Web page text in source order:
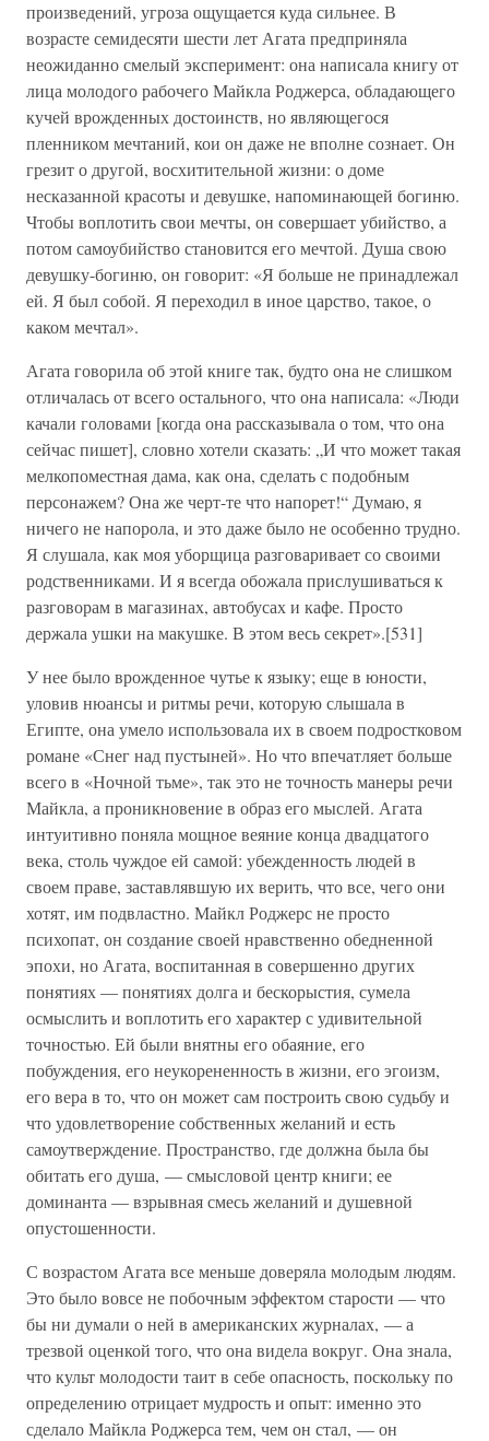
произведений, угроза ощущается куда сильнее. В
возрасте семидесяти шести лет Агата предприняла
неожиданно смелый эксперимент: она написала книгу от
лица молодого рабочего Майкла Роджерса, обладающего
кучей врожденных достоинств, но являющегося
пленником мечтаний, кои он даже не вполне сознает. Он
грезит о другой, восхитительной жизни: о доме
несказанной красоты и девушке, напоминающей богиню.
Чтобы воплотить свои мечты, он совершает убийство, а
потом самоубийство становится его мечтой. Душа свою
девушку-богиню, он говорит: «Я больше не принадлежал
ей. Я был собой. Я переходил в иное царство, такое, о
каком мечтал».
Агата говорила об этой книге так, будто она не слишком
отличалась от всего остального, что она написала: «Люди
качали головами [когда она рассказывала о том, что она
сейчас пишет], словно хотели сказать: „И что может такая
мелкопоместная дама, как она, сделать с подобным
персонажем? Она же черт-те что напорет!“ Думаю, я
ничего не напорола, и это даже было не особенно трудно.
Я слушала, как моя уборщица разговаривает со своими
родственниками. И я всегда обожала прислушиваться к
разговорам в магазинах, автобусах и кафе. Просто
держала ушки на макушке. В этом весь секрет».[531]
У нее было врожденное чутье к языку; еще в юности,
уловив нюансы и ритмы речи, которую слышала в
Египте, она умело использовала их в своем подростковом
романе «Снег над пустыней». Но что впечатляет больше
всего в «Ночной тьме», так это не точность манеры речи
Майкла, а проникновение в образ его мыслей. Агата
интуитивно поняла мощное веяние конца двадцатого
века, столь чуждое ей самой: убежденность людей в
своем праве, заставлявшую их верить, что все, чего они
хотят, им подвластно. Майкл Роджерс не просто
психопат, он создание своей нравственно обедненной
эпохи, но Агата, воспитанная в совершенно других
понятиях — понятиях долга и бескорыстия, сумела
осмыслить и воплотить его характер с удивительной
точностью. Ей были внятны его обаяние, его
побуждения, его неукорененность в жизни, его эгоизм,
его вера в то, что он может сам построить свою судьбу и
что удовлетворение собственных желаний и есть
самоутверждение. Пространство, где должна была бы
обитать его душа, — смысловой центр книги; ее
доминанта — взрывная смесь желаний и душевной
опустошенности.
С возрастом Агата все меньше доверяла молодым людям.
Это было вовсе не побочным эффектом старости — что
бы ни думали о ней в американских журналах, — а
трезвой оценкой того, что она видела вокруг. Она знала,
что культ молодости таит в себе опасность, поскольку по
определению отрицает мудрость и опыт: именно это
сделало Майкла Роджерса тем, чем он стал, — он